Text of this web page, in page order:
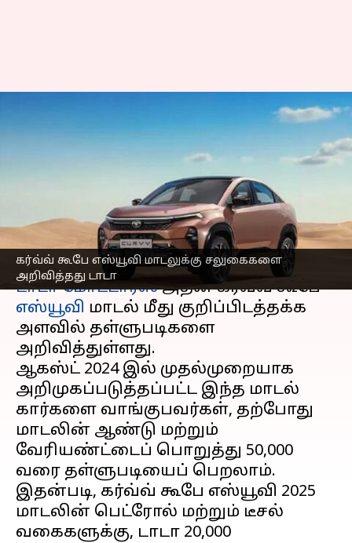
கர்வ்வ் கூபே எஸ்யூவி மாடலுக்கு சலுகைகளை
அறிவித்தது டாடா
₹50,000 வரை தள்ளுபடி;
கர்வ்வ் கூபே எஸ்யூவி
மாடலுக்கு சலுகைகளை
அறிவித்தது டாடா
Sekar Chinnappan Feb 17, 2025 02:11 pm
செய்தி முன்னோட்டம்
டாடா மோட்டார்ஸ்அதன் கர்வ்வ் கூபே
எஸ்யூவி மாடல் மீது குறிப்பிடத்தக்க
அளவில் தள்ளுபடிகளை
அறிவித்துள்ளது.
ஆகஸ்ட் 2024 இல் முதல்முறையாக
அறிமுகப்படுத்தப்பட்ட இந்த மாடல்
கார்களை வாங்குபவர்கள், தற்போது
மாடலின் ஆண்டு மற்றும்
வேரியண்ட்டைப் பொறுத்து ₹50,000
வரை தள்ளுபடியைப் பெறலாம்.
இதன்படி, கர்வ்வ் கூபே எஸ்யூவி 2025
மாடலின் பெட்ரோல் மற்றும் டீசல்
வகைகளுக்கு, டாடா ₹20,000